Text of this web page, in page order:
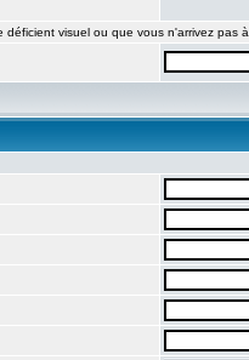
déficient visuel ou que vous n'arrivez pas